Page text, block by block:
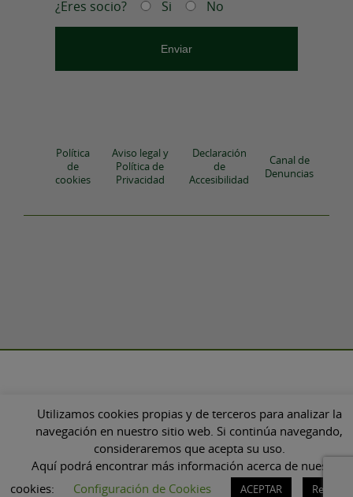
¿Eres socio?
Si No
Política
de
cookies
Aviso legal y
Política de
Privacidad
Declaración
de
Accesibilidad
Canal de
Denuncias
Utilizamos cookies propias y de terceros para analizar la
navegación en nuestro sitio web. Si continúa navegando,
consideraremos que acepta su uso.
Aquí podrá encontrar más información acerca de nuestras
cookies:
Configuración de Cookies ACEPTAR